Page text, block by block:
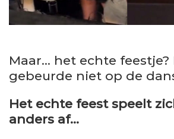
Maar… het echte feestje?
gebeurde niet op de
Het echte feest speelt
anders af…